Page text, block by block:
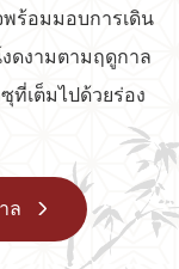
พร้อมมอบการเดิน
ดงามตามฤดูกาล
ที่เต็มไปด้วยร่อง
ล